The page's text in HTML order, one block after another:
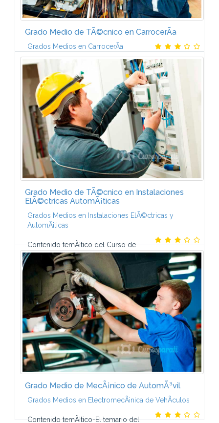
Grado Medio de TÃ©cnico en CarrocerÃ­a
Grados Medios en CarrocerÃ­a
Contenido temÃ¡tico. Â¿QuÃ© aprenderÃ¡s?-Este
Plan de FormaciÃ³n de TÃ©cnico en CarrocerÃ­a del
AutomÃ³vil incluye los temarios que aparecen a
continuaciÃ³n: 1. Elementos amovibles 2...
Grado Medio de TÃ©cnico en Instalaciones
ElÃ©ctricas AutomÃ¡ticas
Grados Medios en Instalaciones ElÃ©ctricas y
AutomÃ¡ticas
Contenido temÃ¡tico del Curso de
TÃ©cnico en Instalaciones ElÃ©ctricas y
AutomÃ¡ticas-El programa de este Curso a distancia
de CCC integra los contenidos fundamentales que
Grado Medio de MecÃ¡nico de AutomÃ³vil
Grados Medios en ElectromecÃ¡nica de VehÃ­culos
Contenido temÃ¡tico-El temario del